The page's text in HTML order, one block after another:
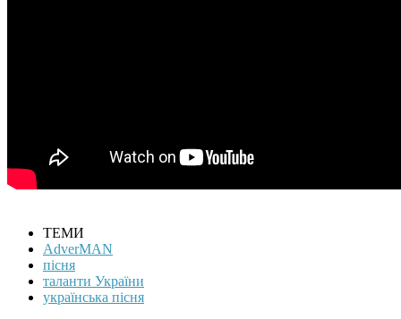
ТЕМИ
AdverMAN
пісня
таланти України
українська пісня